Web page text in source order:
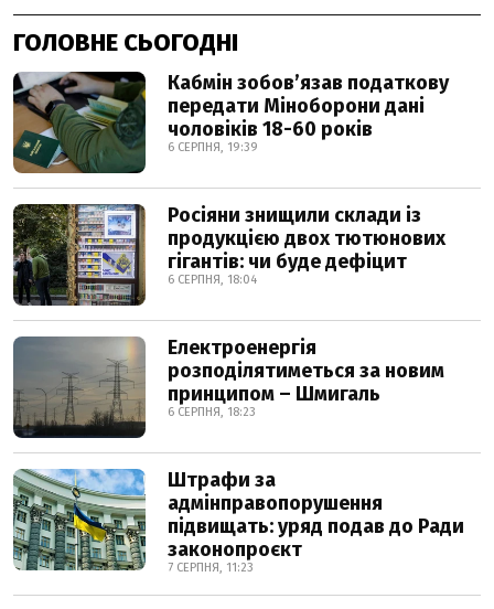
ГОЛОВНЕ СЬОГОДНІ
Кабмін зобовʼязав податкову
передати Міноборони дані
чоловіків 18-60 років
6 СЕРПНЯ, 19:39
Росіяни знищили склади із
продукцією двох тютюнових
гігантів: чи буде дефіцит
6 СЕРПНЯ, 18:04
Електроенергія
розподілятиметься за новим
принципом – Шмигаль
6 СЕРПНЯ, 18:23
Штрафи за
адмінправопорушення
підвищать: уряд подав до Ради
законопроєкт
7 СЕРПНЯ, 11:23